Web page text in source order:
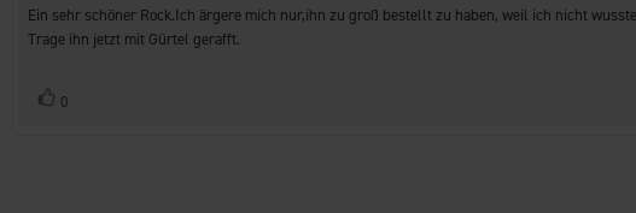
5
Sternen
Rezensionstext:
Ein sehr schöner Rock.Ich ärgere mich nur,ihn zu groß bestellt zu haben, weil ich nicht
Trage ihn jetzt mit Gürtel gerafft.
Stimme
0